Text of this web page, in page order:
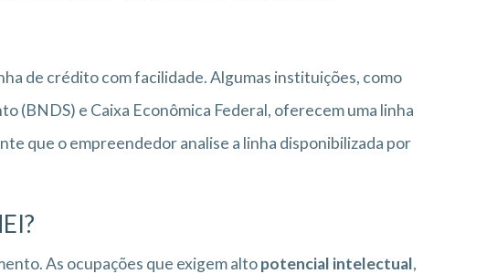
de crédito com facilidade. Algumas instituições, como
(BNDS) e Caixa Econômica Federal, oferecem uma linha
que o empreendedor analise a linha disponibilizada por
As ocupações que exigem altopotencial intelectual,